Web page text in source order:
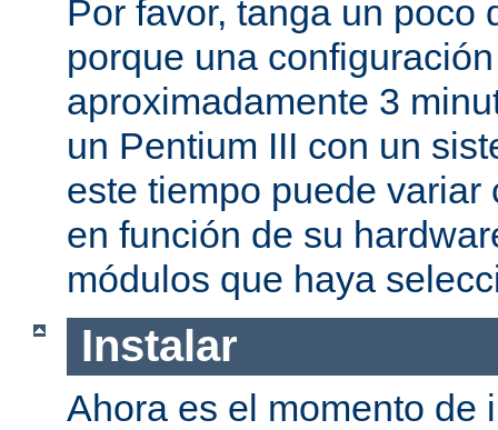
Por favor, tanga un poco
porque una
aproximadamente 3
un Pentium III con un
este tiempo puede
en función de su
módulos que haya
Instalar
Ahora es el momento de